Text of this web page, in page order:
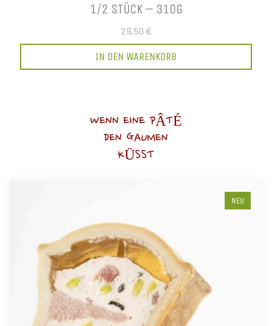
1/2 STÜCK – 310G
29,50 €
IN DEN WARENKORB
WENN EINE PÂTÉ
DEN GAUMEN
KÜSST
NEU